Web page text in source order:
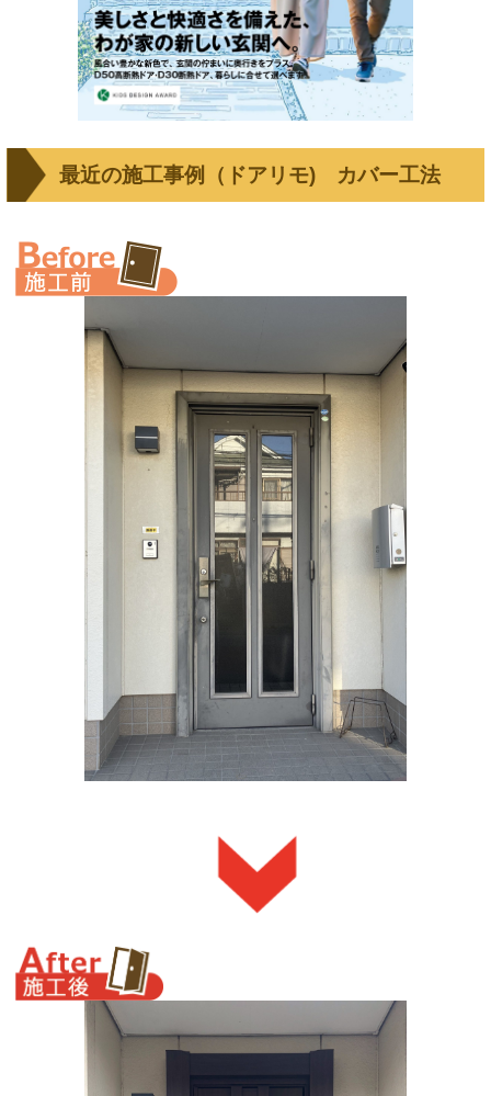
最近の施工事例（ドアリモ) カバー工法